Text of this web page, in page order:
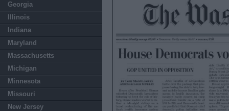
Georgia
Illinois
Indiana
Maryland
Massachusetts
Michigan
Minnesota
Missouri
New Jersey